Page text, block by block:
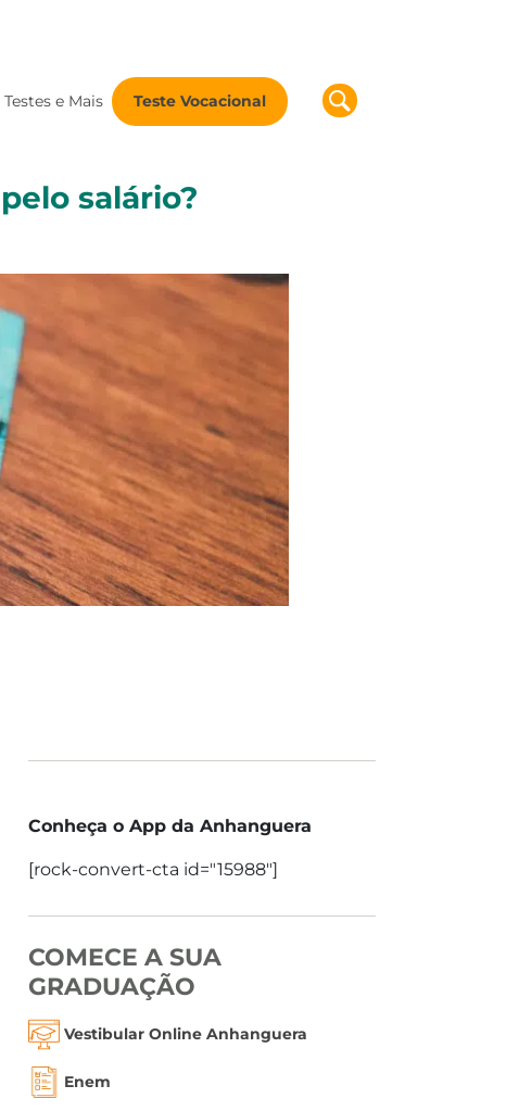
Testes e Mais Teste Vocacional
salário?
Conheça o App da Anhanguera
[rock-convert-cta id="15988"]
COMECE A SUA
GRADUAÇÃO
Vestibular Online Anhanguera
Enem